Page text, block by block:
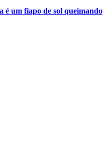
um fiapo de sol queimando